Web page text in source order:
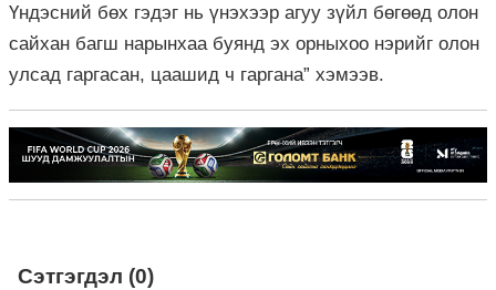
Үндэсний бөх гэдэг нь үнэхээр агуу зүйл бөгөөд олон
сайхан багш нарынхаа буянд эх орныхоо нэрийг олон
улсад гаргасан, цаашид ч гаргана” хэмээв.
Сэтгэгдэл (0)